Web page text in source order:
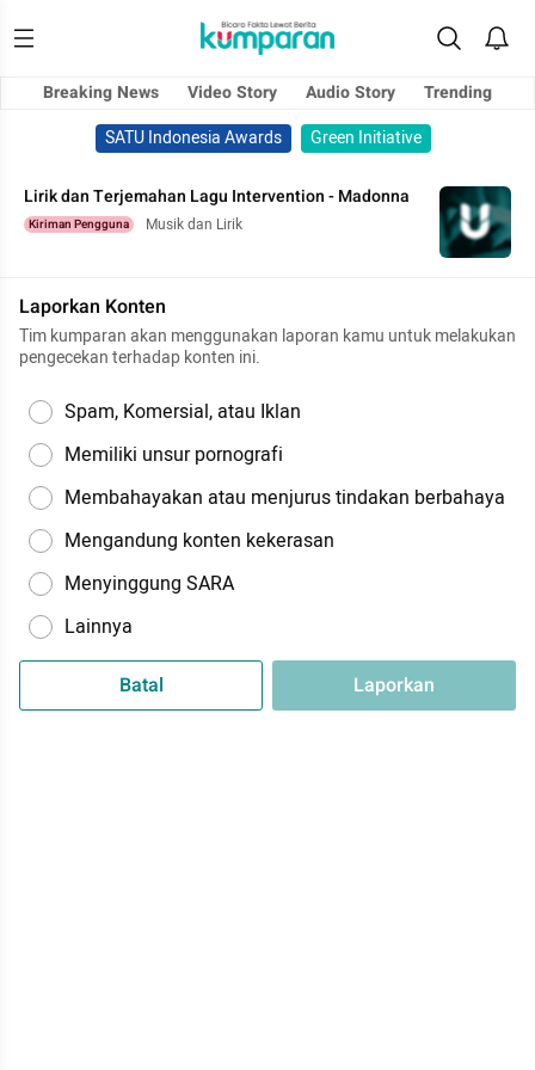
Breaking News Video Story Audio Story
Trending
SATU Indonesia Awards
Green Initiative
Lirik dan Terjemahan Lagu Intervention - Madonna
Kiriman Pengguna Musik dan Lirik
Laporkan Konten
Tim kumparan akan menggunakan laporan kamu untuk melakukan
pengecekan terhadap konten ini.
Spam, Komersial, atau Iklan
Memiliki unsur pornografi
Membahayakan atau menjurus tindakan berbahaya
Mengandung konten kekerasan
Menyinggung SARA
Lainnya
Batal Laporkan